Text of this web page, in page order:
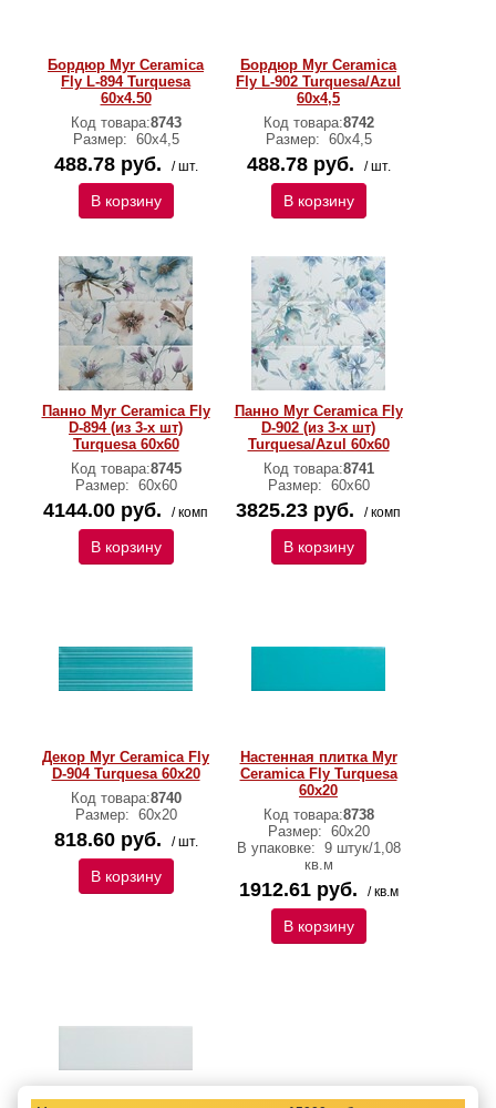
Бордюр Myr Ceramica
Fly L-894 Turquesa
60x4.50
Код товара:8743
Размер: 60x4,5
488.78 руб. / шт.
В корзину
Бордюр Myr Ceramica
Fly L-902 Turquesa/Azul
60x4,5
Код товара:8742
Размер: 60x4,5
488.78 руб. / шт.
В корзину
Панно Myr Ceramica Fly
D-894 (из 3-х шт)
Turquesa 60х60
Код товара:8745
Размер: 60х60
4144.00 руб. / комп
В корзину
Панно Myr Ceramica Fly
D-902 (из 3-х шт)
Turquesa/Azul 60x60
Код товара:8741
Размер: 60x60
3825.23 руб. / комп
В корзину
Декор Myr Ceramica Fly
D-904 Turquesa 60x20
Код товара:8740
Размер: 60x20
818.60 руб. / шт.
В корзину
Настенная плитка Myr
Ceramica Fly Turquesa
60x20
Код товара:8738
Размер: 60x20
В упаковке: 9 штук/1,08
кв.м
1912.61 руб. / кв.м
В корзину